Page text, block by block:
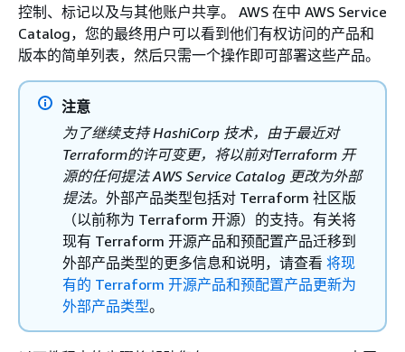
控制、标记以及与其他账户共享。 AWS 在中 AWS Service
Catalog，您的最终用户可以看到他们有权访问的产品和
版本的简单列表，然后只需一个操作即可部署这些产品。
注意
为了继续支持 HashiCorp 技术，由于最近对
Terraform的许可变更，将以前对Terraform 开
源的任何提法 AWS Service Catalog 更改为外部
提法。 外部产品类型包括对 Terraform 社区版
（以前称为 Terraform 开源）的支持。有关将
现有 Terraform 开源产品和预配置产品迁移到
外部产品类型的更多信息和说明，请查看 将现
有的 Terraform 开源产品和预配置产品更新为
外部产品类型。